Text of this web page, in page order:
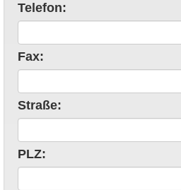
Telefon:
Fax:
Straße:
PLZ: